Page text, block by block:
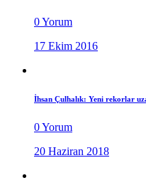
0 Yorum
17 Ekim 2016
İhsan Çulhalık: Yeni rekorlar
0 Yorum
20 Haziran 2018